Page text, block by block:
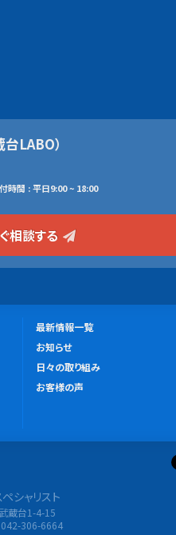
台LABO）
時間 : 平日9:00 ~ 18:00
相談する
更
新
情
報
最新情報一覧
お知らせ
日々の取り組み
お客様の声
シャリスト
蔵台1-4-15
042-306-6664